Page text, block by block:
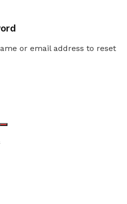
or email address to reset